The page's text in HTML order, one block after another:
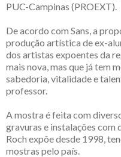
PUC-Campinas (PROEXT).
De acordo com Sans, a
produção artística de ex-
dos artistas expoentes da
mais nova, mas que já tem
sabedoria, vitalidade e
professor.
A mostra é feita com
gravuras e instalações
Roch expõe desde 1998,
mostras pelo país.